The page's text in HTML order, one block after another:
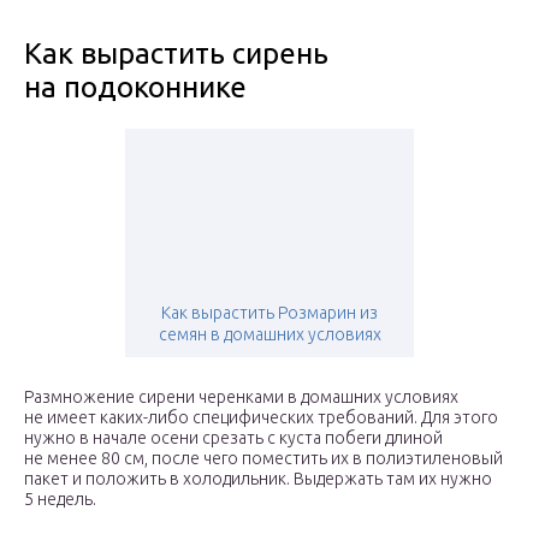
Как вырастить сирень
на подоконнике
Как вырастить Розмарин из
семян в домашних условиях
Размножение сирени черенками в домашних условиях
не имеет каких-либо специфических требований. Для этого
нужно в начале осени срезать с куста побеги длиной
не менее 80 см, после чего поместить их в полиэтиленовый
пакет и положить в холодильник. Выдержать там их нужно
5 недель.